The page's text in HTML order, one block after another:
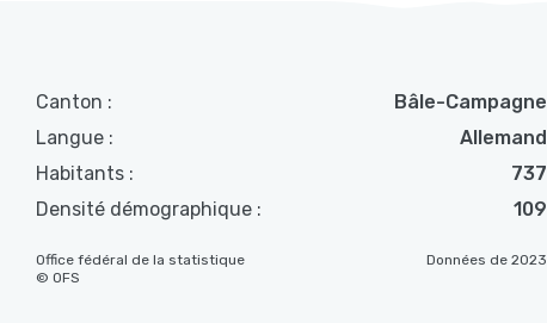
Canton :
Bâle-Campagne
Langue :
Allemand
Habitants :
737
Densité démographique :
109
Données de 2023
Office fédéral de la statistique
© OFS